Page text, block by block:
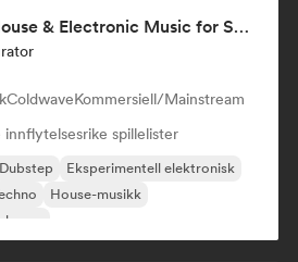
Techno/House & Electronic Music for Svea Playlists
ColdwaveKommersiell/Mainstream
spillelister
Dubstep
Eksperimentell elektronisk
House-musikk